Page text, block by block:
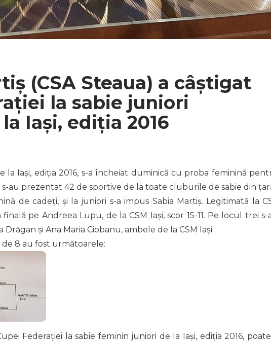
(CSA Steaua) a câștigat
la sabie juniori
Iași, ediția 2016
la Iași, ediția 2016, s-a încheiat duminică cu proba feminină
au prezentat 42 de sportive de la toate cluburile de sabie din
de cadeți, și la juniori s-a impus Sabia Martiș. Legitimată la
pe Andreea Lupu, de la CSM Iași, scor 15-11. Pe locul trei s-
Drăgan și Ana Maria Ciobanu, ambele de la CSM Iași.
8 au fost următoarele:
Federației la sabie feminin juniori de la Iași, ediția 2016,